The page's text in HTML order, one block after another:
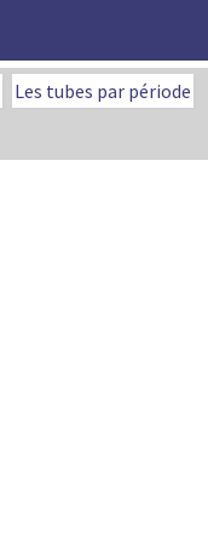
Les tubes par période